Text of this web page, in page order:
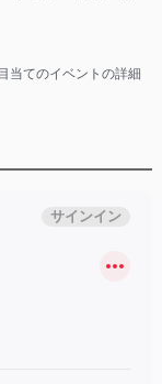
当てのイベントの詳細